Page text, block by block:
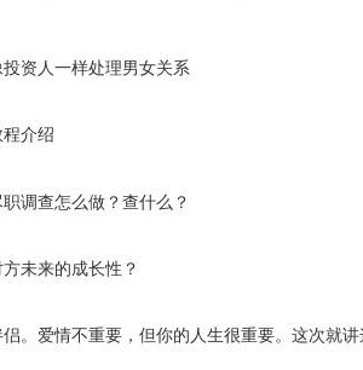
资人一样处理男女关系
程介绍
调查怎么做？查什么？
未来的成长性？
。爱情不重要，但你的人生很重要。这次就